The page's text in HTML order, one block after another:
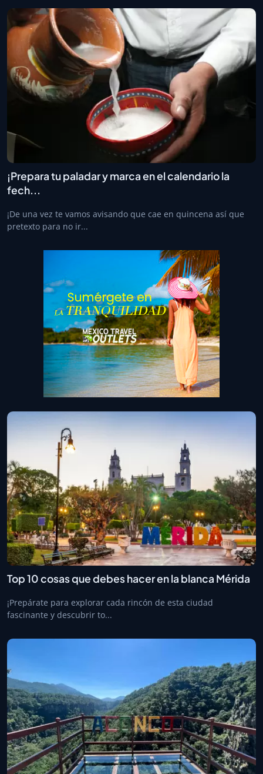
¡Prepara tu paladar y marca en el calendario la
fech...
¡De una vez te vamos avisando que cae en quincena así que
pretexto para no ir...
Top 10 cosas que debes hacer en la blanca Mérida
¡Prepárate para explorar cada rincón de esta ciudad
fascinante y descubrir to...